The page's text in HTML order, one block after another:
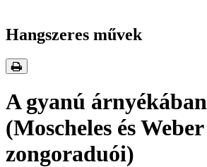
Hangszeres művek
A gyanú árnyékában
(Moscheles és Weber
zongoraduói)